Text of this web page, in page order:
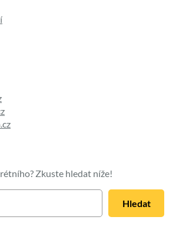
Zkuste hledat níže!
e
Hledat